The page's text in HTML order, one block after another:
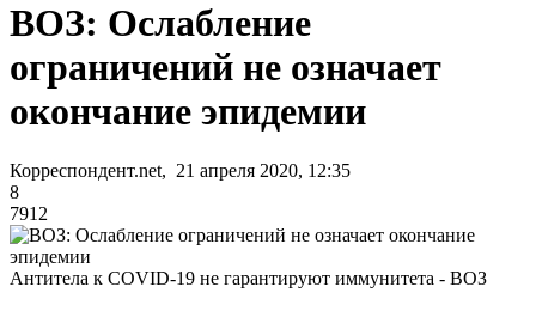
ВОЗ: Ослабление
ограничений не означает
окончание эпидемии
Корреспондент.net, 21 апреля 2020, 12:35
8
7912
Антитела к COVID-19 не гарантируют иммунитета - ВОЗ